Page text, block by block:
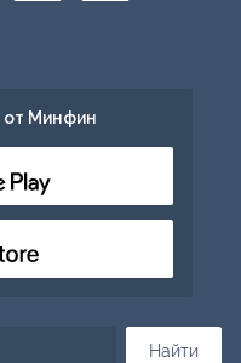
Найти
Минфин